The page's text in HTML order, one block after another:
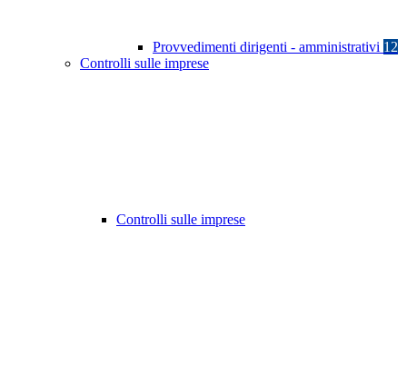
Provvedimenti dirigenti - amministrativi 12
Controlli sulle imprese
Controlli sulle imprese